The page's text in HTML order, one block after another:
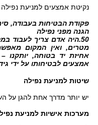
נקיטת אמצעים למניעת
פקודת הבטיחות בעבודה,
הגנה מפני נפילה
50.היה אדם צריך לעבוד
מטרים, ואין המקום
אחיזת יד בטוחה,
אמצעים לבטיחותו על ידי
שיטות למניעת נפילה
יש יותר מדרך אחת להגן על
מערכות אישיות למניעת